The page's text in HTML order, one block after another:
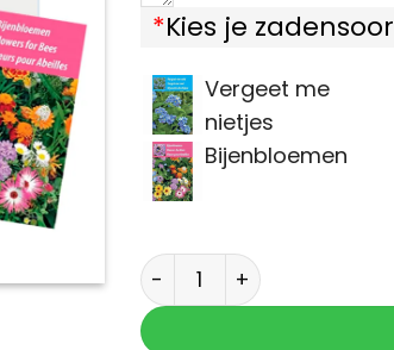
*Kies je
Vergeet me
nietjes
Bijenbloemen
Dikke knuffel